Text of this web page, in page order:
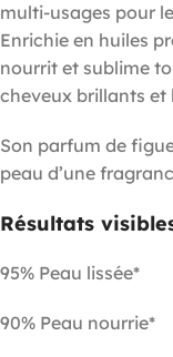
multi-usages pour
Enrichie en huiles
nourrit et sublime
cheveux brillants et
Son parfum de
peau d’une
Résultats
95% Peau lissée*
90% Peau nourrie*